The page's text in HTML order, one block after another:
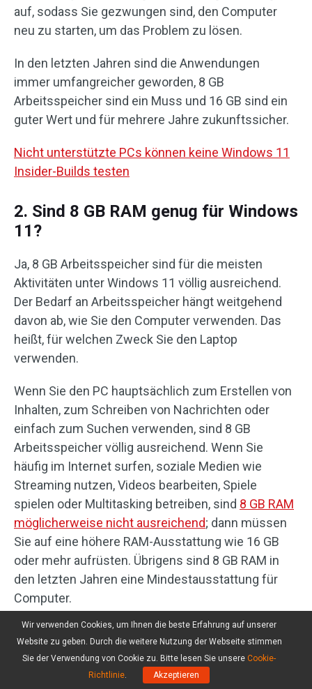
auf, sodass Sie gezwungen sind, den Computer
neu zu starten, um das Problem zu lösen.
In den letzten Jahren sind die Anwendungen
immer umfangreicher geworden, 8 GB
Arbeitsspeicher sind ein Muss und 16 GB sind ein
guter Wert und für mehrere Jahre zukunftssicher.
Nicht unterstützte PCs können keine Windows 11
Insider-Builds testen
2. Sind 8 GB RAM genug für Windows
11?
Ja, 8 GB Arbeitsspeicher sind für die meisten
Aktivitäten unter Windows 11 völlig ausreichend.
Der Bedarf an Arbeitsspeicher hängt weitgehend
davon ab, wie Sie den Computer verwenden. Das
heißt, für welchen Zweck Sie den Laptop
verwenden.
Wenn Sie den PC hauptsächlich zum Erstellen von
Inhalten, zum Schreiben von Nachrichten oder
einfach zum Suchen verwenden, sind 8 GB
Arbeitsspeicher völlig ausreichend. Wenn Sie
häufig im Internet surfen, soziale Medien wie
Streaming nutzen, Videos bearbeiten, Spiele
spielen oder Multitasking betreiben, sind 8 GB RAM
möglicherweise nicht ausreichend; dann müssen
Sie auf eine höhere RAM-Ausstattung wie 16 GB
oder mehr aufrüsten. Übrigens sind 8 GB RAM in
den letzten Jahren eine Mindestausstattung für
Computer.
3. Sind 6 GB RAM für Windows 11
ausreichend?
Wir verwenden Cookies, um Ihnen die beste Erfahrung auf unserer
Website zu geben. Durch die weitere Nutzung der Webseite stimmen
Sie der Verwendung von Cookie zu. Bitte lesen Sie unsere Cookie-
Richtlinie. Akzeptieren